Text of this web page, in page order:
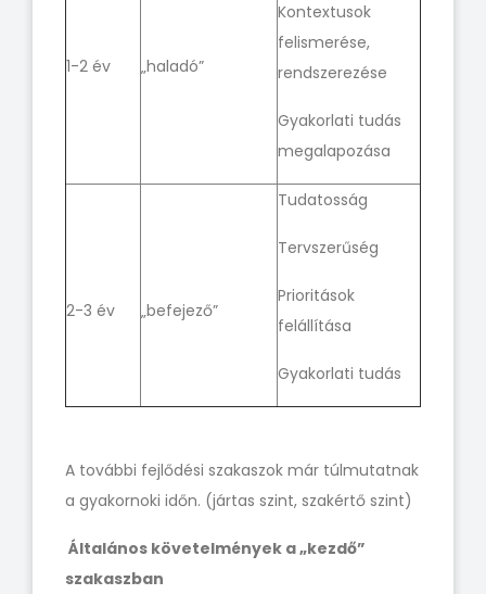
1-2 év „haladó”
Kontextusok
felismerése,
rendszerezése
Gyakorlati tudás
megalapozása
2-3 év „befejező”
Tudatosság
Tervszerűség
Prioritások
felállítása
Gyakorlati tudás
A további fejlődési szakaszok már túlmutatnak
a gyakornoki időn. (jártas szint, szakértő szint)
Általános követelmények a „kezdő”
szakaszban